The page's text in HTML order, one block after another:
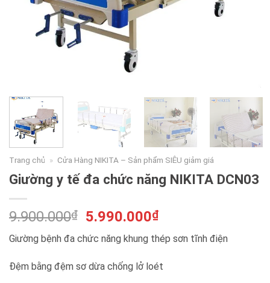
Trang chủ » Cửa Hàng NIKITA – Sản phẩm SIÊU giảm giá
Giường y tế đa chức năng NIKITA DCN03
9.900.000₫
Giá
gốc
là:
9.900.000₫.
5.990.000₫Giá
hiện
tại
là:
5.990.000₫.
Giường bệnh đa chức năng khung thép sơn tĩnh điện
Đệm bằng đệm sơ dừa chống lở loét